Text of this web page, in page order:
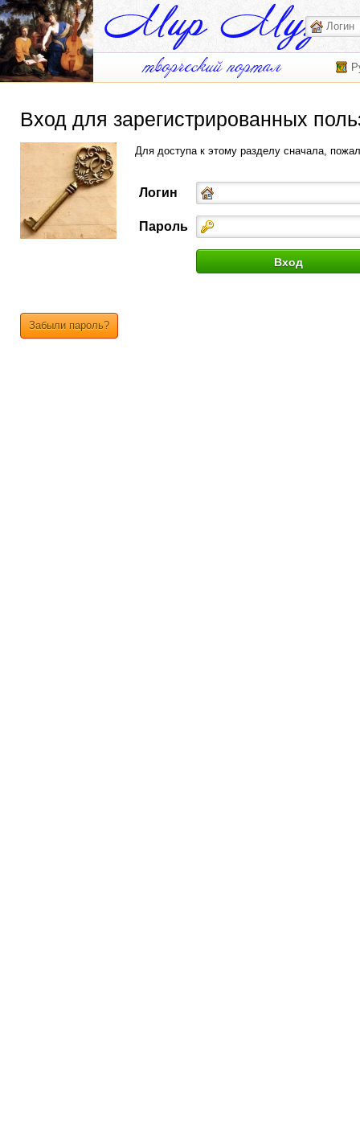
Вход для зарегистрированных
Для доступа к этому разделу сначала,
Логин
Пароль
Забыли пароль?